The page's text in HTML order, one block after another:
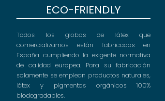
ECO-FRIENDLY
Todos los globos de látex que
comercializamos están fabricados en
España cumpliendo la exigente normativa
de calidad europea. Para su fabricación
solamente se emplean productos naturales,
látex y pigmentos orgánicos 100%
biodegradables.